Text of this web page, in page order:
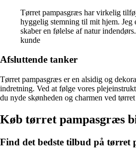
Tørret pampasgræs har virkelig
hyggelig stemning til mit hjem. Jeg
skaber en følelse af natur
kunde
Afsluttende tanker
Tørret pampasgræs er en alsidig og
indretning. Ved at følge vores
du nyde skønheden og charmen ved
Køb tørret pampasgræs
Find det bedste tilbud på tørret